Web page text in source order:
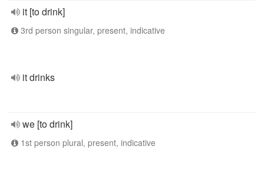
it [to drink]
3rd person singular, present, indicative
it drinks
we [to drink]
1st person plural, present, indicative